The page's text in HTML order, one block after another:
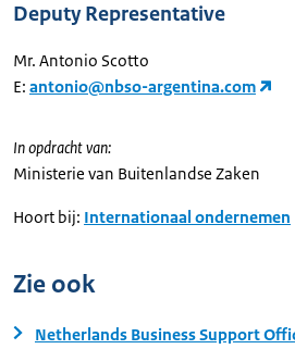
Deputy Representative
Mr. Antonio Scotto
E: antonio@nbso-argentina.com
In opdracht van:
Ministerie van Buitenlandse Zaken
Hoort bij: Internationaal ondernemen
Zie ook
Netherlands Business Support